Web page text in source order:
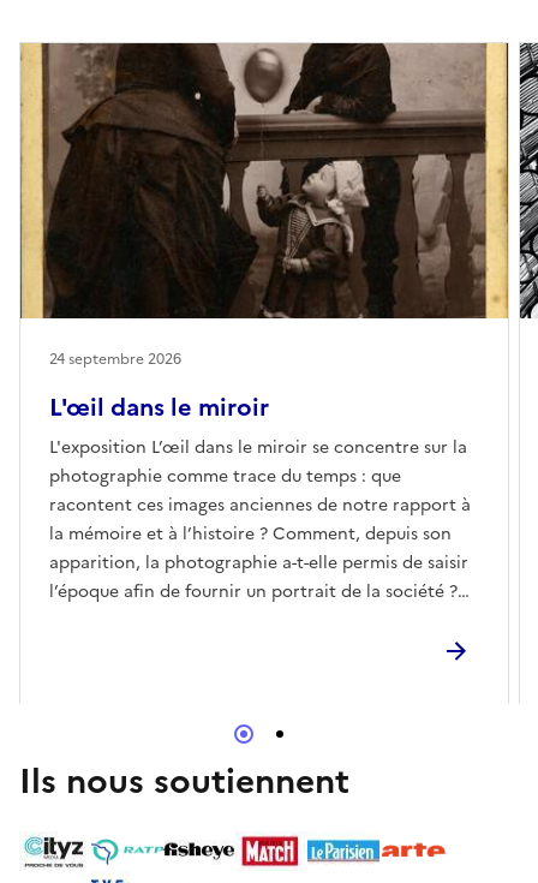
L'œil dans le miroir
L'exposition L’œil dans le miroir se concentre sur la
photographie comme trace du temps : que
racontent ces images anciennes de notre rapport à
la mémoire et à l’histoire ? Comment, depuis son
apparition, la photographie a-t-elle permis de saisir
l’époque afin de fournir un portrait de la société ?
guerre ou de fête, etc.À partir des années 1850, les
studios photographiques se multiplient, offrant à
chacun la possibilité de laisser une trace de son
l’attachement de chacun à la photographie et son
24 septembre 2026
Ils nous soutiennent